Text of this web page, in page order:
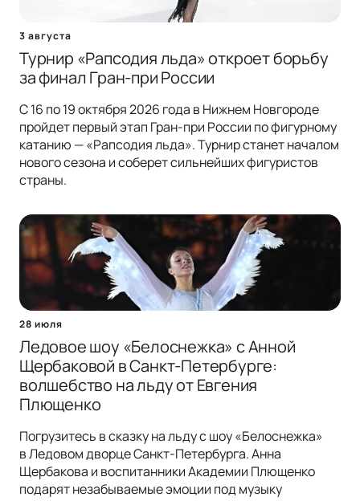
3 августа
Турнир «Рапсодия льда» откроет борьбу
за финал Гран-при России
С 16 по 19 октября 2026 года в Нижнем Новгороде
пройдет первый этап Гран-при России по фигурному
катанию — «Рапсодия льда». Турнир станет началом
нового сезона и соберет сильнейших фигуристов
страны.
28 июля
Ледовое шоу «Белоснежка» с Анной
Щербаковой в Санкт-Петербурге:
волшебство на льду от Евгения
Плющенко
Погрузитесь в сказку на льду с шоу «Белоснежка»
в Ледовом дворце Санкт-Петербурга. Анна
Щербакова и воспитанники Академии Плющенко
подарят незабываемые эмоции под музыку